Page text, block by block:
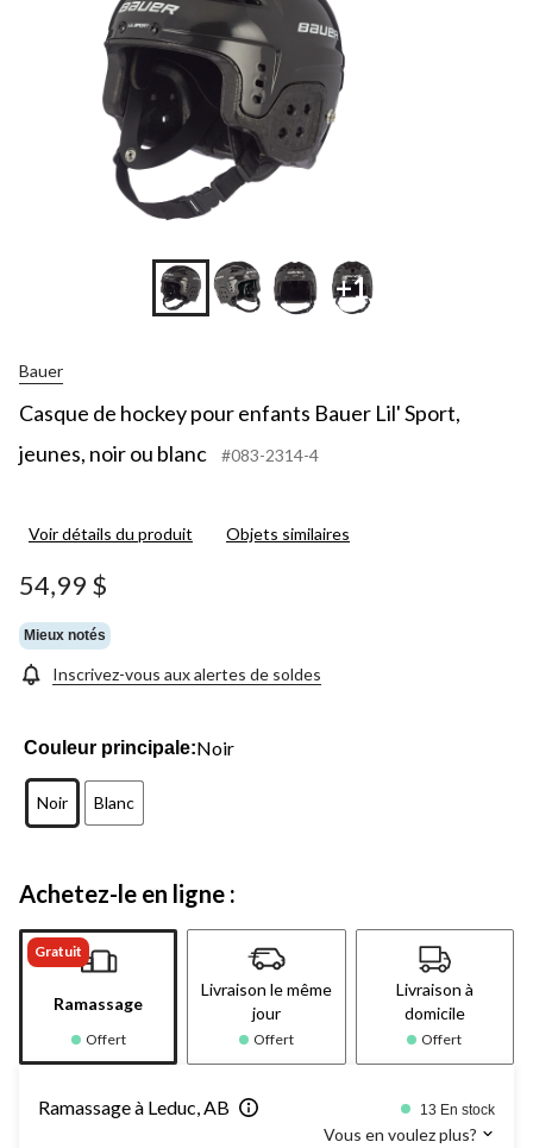
+1
Bauer
Casque de hockey pour enfants Bauer Lil' Sport,
jeunes, noir ou blanc
#083-2314-4
Voir détails du produit Objets similaires
54,99 $
Mieux notés
Inscrivez-vous aux alertes de soldes
Couleur principale:Noir
Noir Blanc
Achetez-le en ligne :
Gratuit
Ramassage
Offert
Livraison le même
jour
Offert
Livraison à
domicile
Offert
Ramassage à Leduc, AB 13 En stock
Vous en voulez plus?